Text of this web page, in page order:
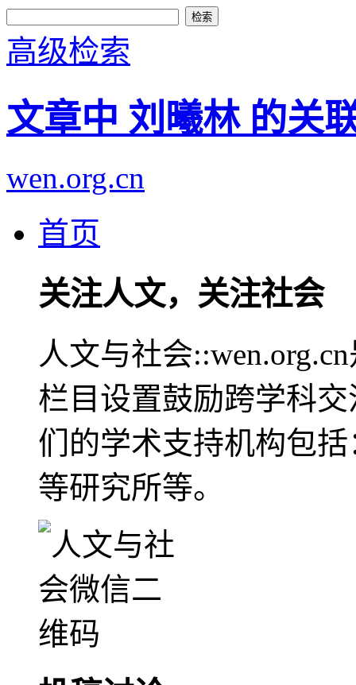
高级检索
文章中 刘曦林 的关
wen.org.cn
首页
关注人文，关注社会
人文与社会
栏目设置鼓励跨学科
们的学术支持机构包
等研究所等。